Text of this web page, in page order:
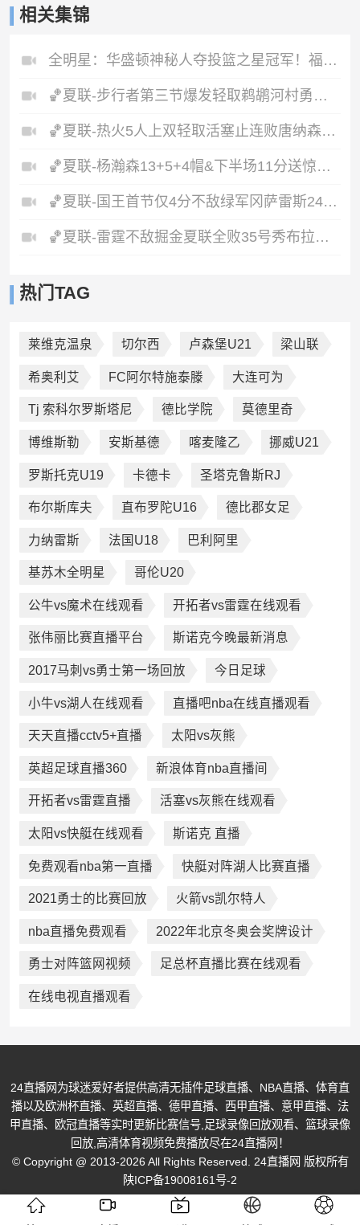
相关集锦
全明星：华盛顿神秘人夺投篮之星冠军！福德夺得三分大赛冠军！
🏀夏联-步行者第三节爆发轻取鹈鹕河村勇辉5+5+12斯劳森22分
🏀夏联-热火5人上双轻取活塞止连败唐纳森20+8+10奥科里27分
🏀夏联-杨瀚森13+5+4帽&下半场11分送惊艳妙传开拓者力克掘金
🏀夏联-国王首节仅4分不敌绿军冈萨雷斯24+10+5塞纳克10+12
🏀夏联-雷霆不敌掘金夏联全败35号秀布拉齐尔32+6马拉14+7+6
热门TAG
莱维克温泉 切尔西 卢森堡U21 梁山联
希奥利艾 FC阿尔特施泰滕 大连可为
Tj 索科尔罗斯塔尼 德比学院 莫德里奇
博维斯勒 安斯基德 喀麦隆乙 挪威U21
罗斯托克U19 卡德卡 圣塔克鲁斯RJ
布尔斯库夫 直布罗陀U16 德比郡女足
力纳雷斯 法国U18 巴利阿里
基苏木全明星 哥伦U20
公牛vs魔术在线观看 开拓者vs雷霆在线观看
张伟丽比赛直播平台 斯诺克今晚最新消息
2017马刺vs勇士第一场回放 今日足球
小牛vs湖人在线观看 直播吧nba在线直播观看
天天直播cctv5+直播 太阳vs灰熊
英超足球直播360 新浪体育nba直播间
开拓者vs雷霆直播 活塞vs灰熊在线观看
太阳vs快艇在线观看 斯诺克 直播
免费观看nba第一直播 快艇对阵湖人比赛直播
2021勇士的比赛回放 火箭vs凯尔特人
nba直播免费观看 2022年北京冬奥会奖牌设计
勇士对阵篮网视频 足总杯直播比赛在线观看
在线电视直播观看
24直播网为球迷爱好者提供高清无插件足球直播、NBA直播、体育直
播以及欧洲杯直播、英超直播、德甲直播、西甲直播、意甲直播、法
甲直播、欧冠直播等实时更新比赛信号,足球录像回放观看、篮球录像
回放,高清体育视频免费播放尽在24直播网！
© Copyright @ 2013-2026 All Rights Reserved. 24直播网 版权所有
陕ICP备19008161号-2